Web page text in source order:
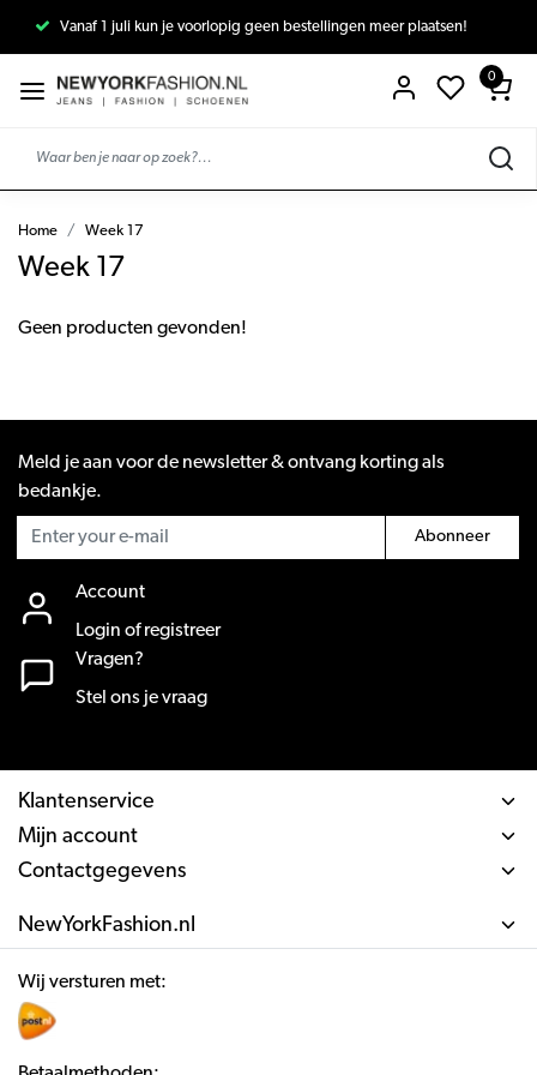
Vanaf 1 juli kun je voorlopig geen bestellingen meer plaatsen!
0
Home Week 17
Week 17
Geen producten gevonden!
Meld je aan voor de newsletter & ontvang korting als
bedankje.
Abonneer
Account
Login of registreer
Vragen?
Stel ons je vraag
Klantenservice
Mijn account
Contactgegevens
NewYorkFashion.nl
Wij versturen met: